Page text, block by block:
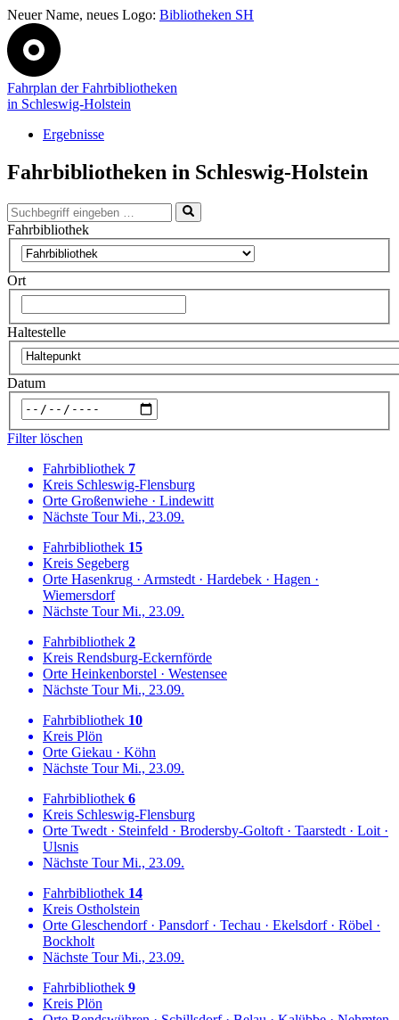
Neuer Name, neues Logo: Bibliotheken SH
Fahrplan der Fahrbibliotheken
in Schleswig-Holstein
Ergebnisse
Fahrbibliotheken in Schleswig-Holstein
Fahrbibliothek
Ort
Haltestelle
Datum
Filter löschen
Fahrbibliothek 7
Kreis Schleswig-Flensburg
Orte Großenwiehe · Lindewitt
Nächste TourMi., 23.09.
Fahrbibliothek 15
Kreis Segeberg
Orte Hasenkrug · Armstedt · Hardebek · Hagen ·
Wiemersdorf
Nächste TourMi., 23.09.
Fahrbibliothek 2
Kreis Rendsburg-Eckernförde
Orte Heinkenborstel · Westensee
Nächste TourMi., 23.09.
Fahrbibliothek 10
Kreis Plön
Orte Giekau · Köhn
Nächste TourMi., 23.09.
Fahrbibliothek 6
Kreis Schleswig-Flensburg
Orte Twedt · Steinfeld · Brodersby-Goltoft · Taarstedt · Loit ·
Ulsnis
Nächste TourMi., 23.09.
Fahrbibliothek 14
Kreis Ostholstein
Orte Gleschendorf· Pansdorf· Techau · Ekelsdorf· Röbel ·
Bockholt
Nächste TourMi., 23.09.
Fahrbibliothek 9
Kreis Plön